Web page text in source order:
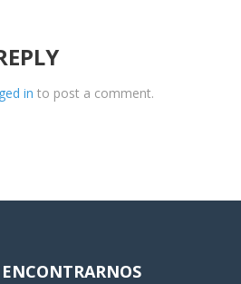
in to post a comment.